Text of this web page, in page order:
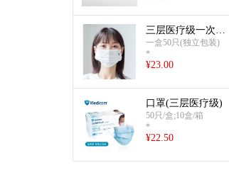
三层医疗级一次性
口罩（订制品）
一盒50只(独立包装)
*
¥23.00
口罩(三层医疗级)
50只/盒;10盒/箱
*
¥22.50